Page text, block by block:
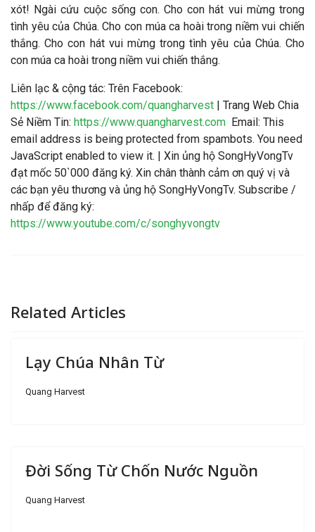
xót! Ngài cứu cuộc sống con. Cho con hát vui mừng trong
tình yêu của Chúa. Cho con múa ca hoài trong niềm vui chiến
thắng. Cho con hát vui mừng trong tình yêu của Chúa. Cho
con múa ca hoài trong niềm vui chiến thắng.
Liên lạc & cộng tác: Trên Facebook:
https://www.facebook.com/quangharvest | Trang Web Chia
Sẻ Niềm Tin: https://www.quangharvest.com Email: This
email address is being protected from spambots. You need
JavaScript enabled to view it. | Xin ủng hộ SongHyVongTv
đạt mốc 50`000 đăng ký. Xin chân thành cảm ơn quý vị và
các bạn yêu thương và ủng hộ SongHyVongTv. Subscribe /
nhấp để đăng ký:
https://www.youtube.com/c/songhyvongtv
Related Articles
Lạy Chúa Nhân Từ
Quang Harvest
Đời Sống Từ Chốn Nước Nguồn
Quang Harvest